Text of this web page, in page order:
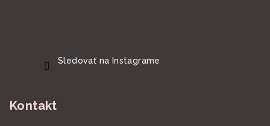
Sledovať na Instagrame
Kontakt